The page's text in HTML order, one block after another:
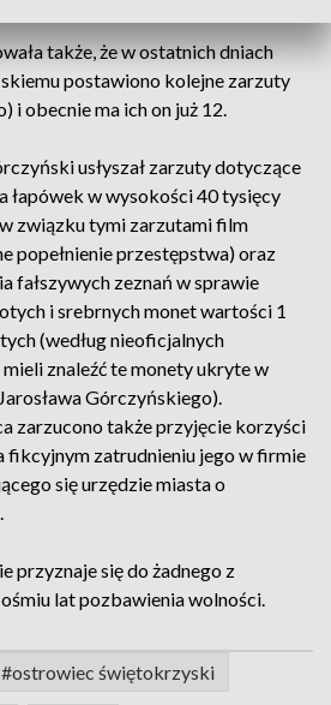
także, że w ostatnich dniach
postawiono kolejne zarzuty
i obecnie ma ich on już 12.
usłyszał zarzuty dotyczące
łapówek w wysokości 40 tysięcy
związku tymi zarzutami film
popełnienie przestępstwa) oraz
fałszywych zeznań w sprawie
i srebrnych monet wartości 1
(według nieoficjalnych
znaleźć te monety ukryte w
Górczyńskiego).
zarzucono także przyjęcie korzyści
fikcyjnym zatrudnieniu jego w firmie
się urzędzie miasta o
przyznaje się do żadnego z
lat pozbawienia wolności.
#ostrowiec świętokrzyski